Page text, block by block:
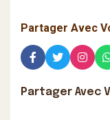
Partager Avec
Partager Avec